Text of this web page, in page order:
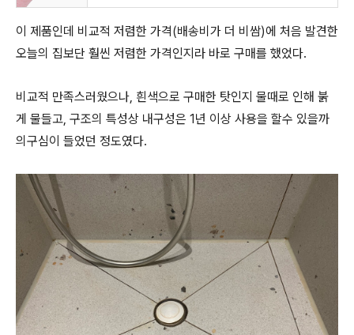
이 제품인데 비교적 저렴한 가격(배송비가 더 비쌈)에 처음 발견한
오늘의 집보단 훨씬 저렴한 가격인지라 바로 구매를 했었다.
비교적 만족스러웠으나, 흰색으로 구매한 탓인지 물때로 인해 붉
게 물들고, 구조의 특성상 내구성은 1년 이상 사용을 할수 있을까
의구심이 들었던 정도였다.